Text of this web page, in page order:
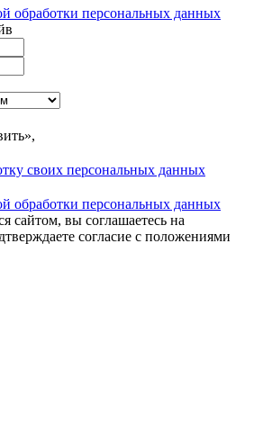
обработки персональных данных
своих персональных данных
обработки персональных данных
сайтом, вы соглашаетесь на
согласие с положениями